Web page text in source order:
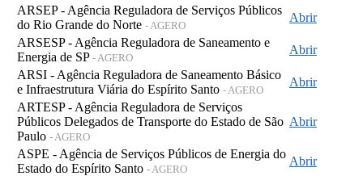
ARSEP - Agência Reguladora de Serviços Públicos
do Rio Grande do Norte - AGERO
Abrir
ARSESP - Agência Reguladora de Saneamento e
Energia de SP - AGERO
Abrir
ARSI - Agência Reguladora de Saneamento Básico
e Infraestrutura Viária do Espírito Santo - AGERO
Abrir
ARTESP - Agência Reguladora de Serviços
Públicos Delegados de Transporte do Estado de São
Paulo - AGERO
Abrir
ASPE - Agência de Serviços Públicos de Energia do
Estado do Espírito Santo - AGERO
Abrir